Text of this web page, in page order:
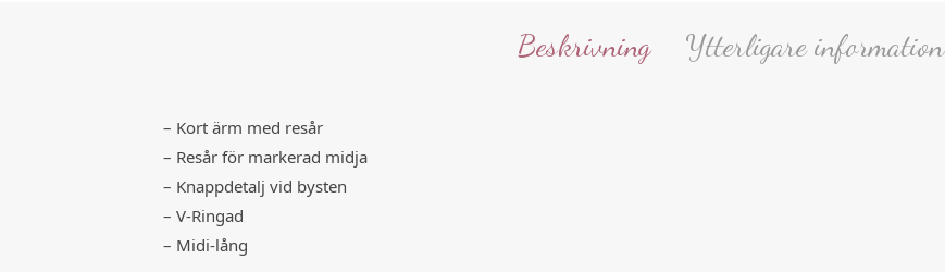
Beskrivning Ytterligare information
– Kort ärm med resår
– Resår för markerad midja
– Knappdetalj vid bysten
– V-Ringad
– Midi-lång